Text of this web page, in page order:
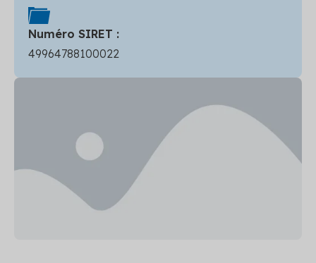
Numéro SIRET :
49964788100022